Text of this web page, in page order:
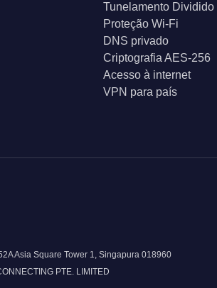
Tunelamento Dividido
Proteção Wi-Fi
DNS privado
Criptografia AES-256
Acesso à internet
VPN para país
Asia Square Tower 1, Singapura 018960
PTE. LIMITED